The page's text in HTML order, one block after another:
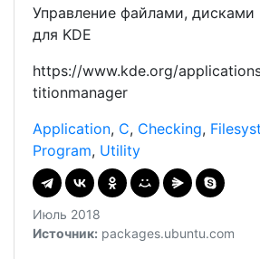
Управление файлами, дисками
для KDE
https://www.kde.org/
titionmanager
Application, C, Checking,
Program, Utility
Июль 2018
Источник: packages.ubuntu.com